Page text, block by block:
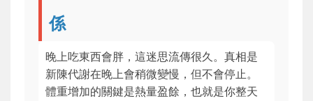
係
晚上吃東西會胖，這迷思流傳很久。真相是
新陳代謝在晚上會稍微變慢，但不會停止。
體重增加的關鍵是熱量盈餘，也就是你整天